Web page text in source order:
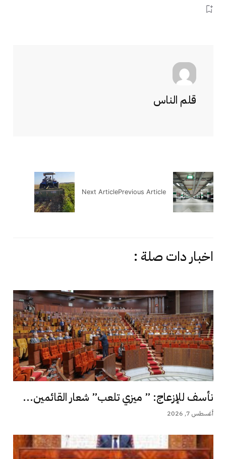
قلم الناس
Previous Article
Next Article
اخبار دات صلة :
نأسف للإزعاج: ” ميزي تلعب” شعار القائمين...
أغسطس 7, 2026